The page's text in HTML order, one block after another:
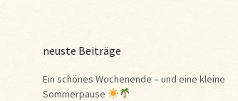
neuste Beiträge
Ein schönes Wochenende – und eine kleine
Sommerpause